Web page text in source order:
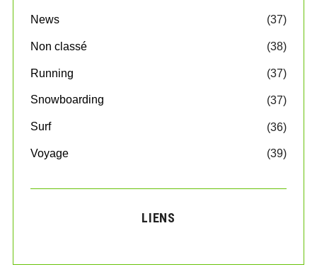
News (37)
Non classé (38)
Running (37)
Snowboarding (37)
Surf (36)
Voyage (39)
LIENS